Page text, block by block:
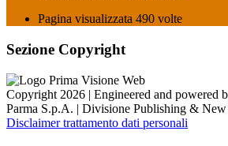
Pagina visualizzata 490 volte
Sezione Copyright
Copyright 2026 | Engineered and powered
Parma S.p.A. | Divisione Publishing &
Disclaimer trattamento dati personali